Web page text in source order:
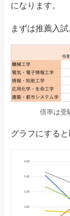
になります。
まずは推薦入試
倍率は受
グラフにする